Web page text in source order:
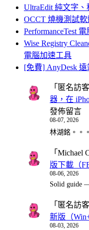
UltraEdit 純文字
OCCT 燒機測試軟
PerformanceTest
Wise Registry
電腦加速工具
[免費] AnyDesk
「 匿名訪客
器，在
發佈留言
08-07, 2026
林湖銘。。
「 Michael
版下載（
08-06, 2026
Solid guide
「 匿名訪客
新版（
08-03, 2026